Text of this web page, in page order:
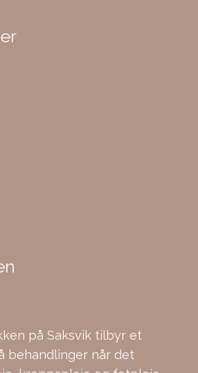
på Saksvik tilbyr et
behandlinger når det